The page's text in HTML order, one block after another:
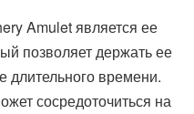
Amulet является ее
позволяет держать ее
длительного времени.
сосредоточиться на